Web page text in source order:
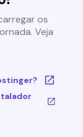
os
Veja